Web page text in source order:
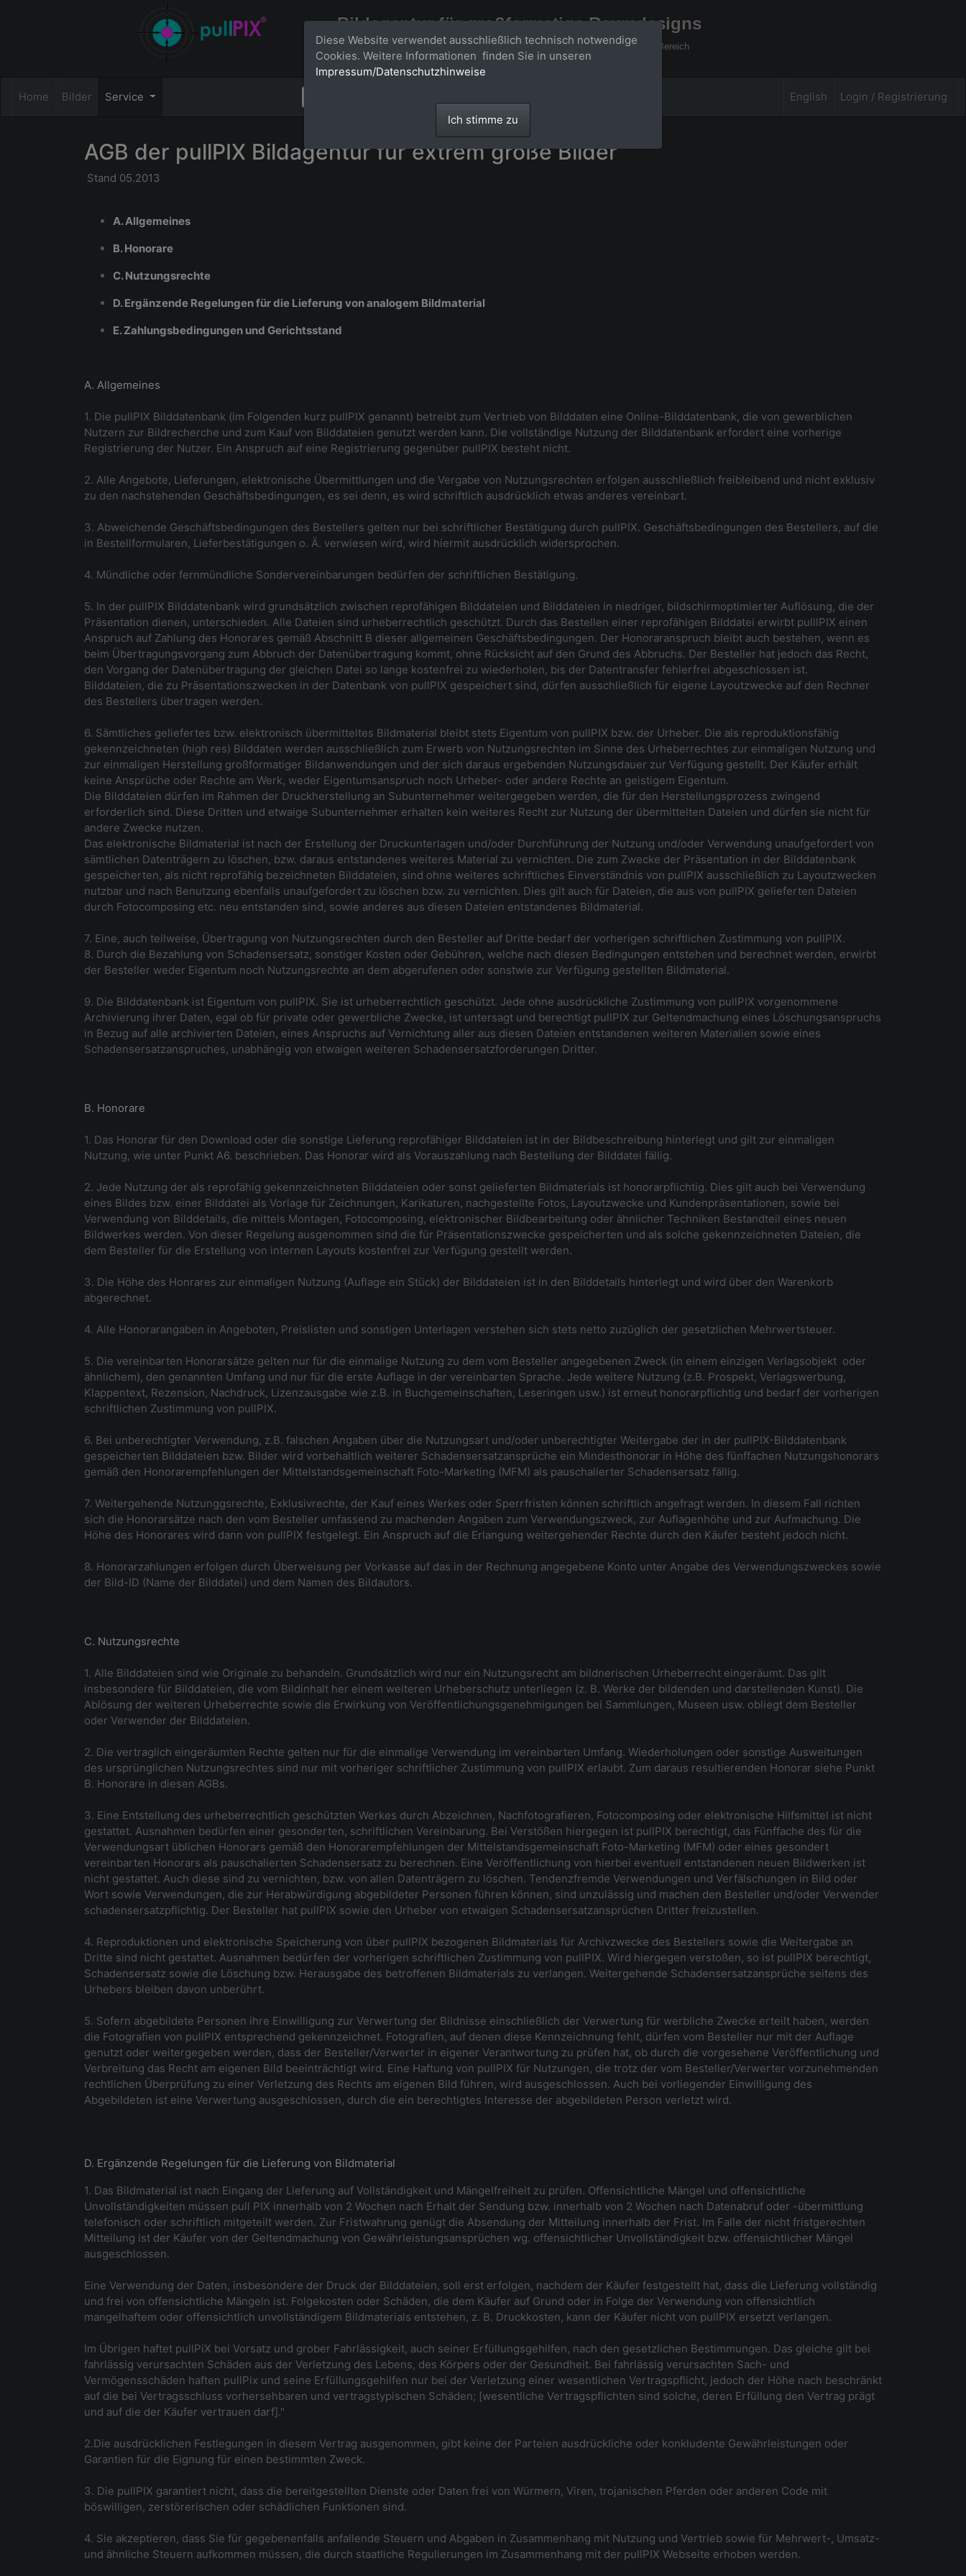
Bildagentur für großformatige Raumdesigns
Großformatige Bilder - über 100 Meter große 'largeformat' Fotos im Gigapixel Bereich
Home Bilder Service English Login / Registrierung
AGB der pullPIX Bildagentur für extrem große Bilder
Stand 05.2013
A. Allgemeines
B. Honorare
C. Nutzungsrechte
D. Ergänzende Regelungen für die Lieferung von analogem Bildmaterial
E. Zahlungsbedingungen und Gerichtsstand
A. Allgemeines
1. Die pullPIX Bilddatenbank (im Folgenden kurz pullPIX genannt) betreibt zum Vertrieb von Bilddaten eine Online-Bilddatenbank, die von gewerblichen
Nutzern zur Bildrecherche und zum Kauf von Bilddateien genutzt werden kann. Die vollständige Nutzung der Bilddatenbank erfordert eine vorherige
Registrierung der Nutzer. Ein Anspruch auf eine Registrierung gegenüber pullPIX besteht nicht.
2. Alle Angebote, Lieferungen, elektronische Übermittlungen und die Vergabe von Nutzungsrechten erfolgen ausschließlich freibleibend und nicht exklusiv
zu den nachstehenden Geschäftsbedingungen, es sei denn, es wird schriftlich ausdrücklich etwas anderes vereinbart.
3. Abweichende Geschäftsbedingungen des Bestellers gelten nur bei schriftlicher Bestätigung durch pullPIX. Geschäftsbedingungen des Bestellers, auf die
in Bestellformularen, Lieferbestätigungen o. Ä. verwiesen wird, wird hiermit ausdrücklich widersprochen.
4. Mündliche oder fernmündliche Sondervereinbarungen bedürfen der schriftlichen Bestätigung.
5. In der pullPIX Bilddatenbank wird grundsätzlich zwischen reprofähigen Bilddateien und Bilddateien in niedriger, bildschirmoptimierter Auflösung, die der
Präsentation dienen, unterschieden. Alle Dateien sind urheberrechtlich geschützt. Durch das Bestellen einer reprofähigen Bilddatei erwirbt pulllPIX einen
Anspruch auf Zahlung des Honorares gemäß Abschnitt B dieser allgemeinen Geschäftsbedingungen. Der Honoraranspruch bleibt auch bestehen, wenn es
beim Übertragungsvorgang zum Abbruch der Datenübertragung kommt, ohne Rücksicht auf den Grund des Abbruchs. Der Besteller hat jedoch das Recht,
den Vorgang der Datenübertragung der gleichen Datei so lange kostenfrei zu wiederholen, bis der Datentransfer fehlerfrei abgeschlossen ist.
Bilddateien, die zu Präsentationszwecken in der Datenbank von pullPIX gespeichert sind, dürfen ausschließlich für eigene Layoutzwecke auf den Rechner
des Bestellers übertragen werden.
6. Sämtliches geliefertes bzw. elektronisch übermitteltes Bildmaterial bleibt stets Eigentum von pullPIX bzw. der Urheber. Die als reproduktionsfähig
gekennzeichneten (high res) Bilddaten werden ausschließlich zum Erwerb von Nutzungsrechten im Sinne des Urheberrechtes zur einmaligen Nutzung und
zur einmaligen Herstellung großformatiger Bildanwendungen und der sich daraus ergebenden Nutzungsdauer zur Verfügung gestellt. Der Käufer erhält
keine Ansprüche oder Rechte am Werk, weder Eigentumsanspruch noch Urheber- oder andere Rechte an geistigem Eigentum.
Die Bilddateien dürfen im Rahmen der Druckherstellung an Subunternehmer weitergegeben werden, die für den Herstellungsprozess zwingend
erforderlich sind. Diese Dritten und etwaige Subunternehmer erhalten kein weiteres Recht zur Nutzung der übermittelten Dateien und dürfen sie nicht für
andere Zwecke nutzen.
Das elektronische Bildmaterial ist nach der Erstellung der Druckunterlagen und/oder Durchführung der Nutzung und/oder Verwendung unaufgefordert von
sämtlichen Datenträgern zu löschen, bzw. daraus entstandenes weiteres Material zu vernichten. Die zum Zwecke der Präsentation in der Bilddatenbank
gespeicherten, als nicht reprofähig bezeichneten Bilddateien, sind ohne weiteres schriftliches Einverständnis von pullPIX ausschließlich zu Layoutzwecken
nutzbar und nach Benutzung ebenfalls unaufgefordert zu löschen bzw. zu vernichten. Dies gilt auch für Dateien, die aus von pullPIX gelieferten Dateien
durch Fotocomposing etc. neu entstanden sind, sowie anderes aus diesen Dateien entstandenes Bildmaterial.
7. Eine, auch teilweise, Übertragung von Nutzungsrechten durch den Besteller auf Dritte bedarf der vorherigen schriftlichen Zustimmung von pullPIX.
8. Durch die Bezahlung von Schadensersatz, sonstiger Kosten oder Gebühren, welche nach diesen Bedingungen entstehen und berechnet werden, erwirbt
der Besteller weder Eigentum noch Nutzungsrechte an dem abgerufenen oder sonstwie zur Verfügung gestellten Bildmaterial.
9. Die Bilddatenbank ist Eigentum von pullPIX. Sie ist urheberrechtlich geschützt. Jede ohne ausdrückliche Zustimmung von pullPIX vorgenommene
Archivierung ihrer Daten, egal ob für private oder gewerbliche Zwecke, ist untersagt und berechtigt pullPIX zur Geltendmachung eines Löschungsanspruchs
in Bezug auf alle archivierten Dateien, eines Anspruchs auf Vernichtung aller aus diesen Dateien entstandenen weiteren Materialien sowie eines
Schadensersatzanspruches, unabhängig von etwaigen weiteren Schadensersatzforderungen Dritter.
B. Honorare
1. Das Honorar für den Download oder die sonstige Lieferung reprofähiger Bilddateien ist in der Bildbeschreibung hinterlegt und gilt zur einmaligen
Nutzung, wie unter Punkt A6. beschrieben. Das Honorar wird als Vorauszahlung nach Bestellung der Bilddatei fällig.
2. Jede Nutzung der als reprofähig gekennzeichneten Bilddateien oder sonst gelieferten Bildmaterials ist honorarpflichtig. Dies gilt auch bei Verwendung
eines Bildes bzw. einer Bilddatei als Vorlage für Zeichnungen, Karikaturen, nachgestellte Fotos, Layoutzwecke und Kundenpräsentationen, sowie bei
Verwendung von Bilddetails, die mittels Montagen, Fotocomposing, elektronischer Bildbearbeitung oder ähnlicher Techniken Bestandteil eines neuen
Bildwerkes werden. Von dieser Regelung ausgenommen sind die für Präsentationszwecke gespeicherten und als solche gekennzeichneten Dateien, die
dem Besteller für die Erstellung von internen Layouts kostenfrei zur Verfügung gestellt werden.
3. Die Höhe des Honrares zur einmaligen Nutzung (Auflage ein Stück) der Bilddateien ist in den Bilddetails hinterlegt und wird über den Warenkorb
abgerechnet.
4. Alle Honorarangaben in Angeboten, Preislisten und sonstigen Unterlagen verstehen sich stets netto zuzüglich der gesetzlichen Mehrwertsteuer.
5. Die vereinbarten Honorarsätze gelten nur für die einmalige Nutzung zu dem vom Besteller angegebenen Zweck (in einem einzigen Verlagsobjekt ­ oder
ähnlichem), den genannten Umfang und nur für die erste Auflage in der vereinbarten Sprache. Jede weitere Nutzung (z.B. Prospekt, Verlagswerbung,
Klappentext, Rezension, Nachdruck, Lizenzausgabe wie z.B. in Buchgemeinschaften, Leseringen usw.) ist erneut honorarpflichtig und bedarf der vorherigen
schriftlichen Zustimmung von pullPIX.
6. Bei unberechtigter Verwendung, z.B. falschen Angaben über die Nutzungsart und/oder unberechtigter Weitergabe der in der pullPIX-Bilddatenbank
gespeicherten Bilddateien bzw. Bilder wird vorbehaltlich weiterer Schadensersatzansprüche ein Mindesthonorar in Höhe des fünffachen Nutzungshonorars
gemäß den Honorarempfehlungen der Mittelstandsgemeinschaft Foto-Marketing (MFM) als pauschalierter Schadensersatz fällig.
7. Weitergehende Nutzunggsrechte, Exklusivrechte, der Kauf eines Werkes oder Sperrfristen können schriftlich angefragt werden. In diesem Fall richten
sich die Honorarsätze nach den vom Besteller umfassend zu machenden Angaben zum Verwendungszweck, zur Auflagenhöhe und zur Aufmachung. Die
Höhe des Honorares wird dann von pullPIX festgelegt. Ein Anspruch auf die Erlangung weitergehender Rechte durch den Käufer besteht jedoch nicht.
8. Honorarzahlungen erfolgen durch Überweisung per Vorkasse auf das in der Rechnung angegebene Konto unter Angabe des Verwendungszweckes sowie
der Bild-ID (Name der Bilddatei) und dem Namen des Bildautors.
C. Nutzungsrechte
1. Alle Bilddateien sind wie Originale zu behandeln. Grundsätzlich wird nur ein Nutzungsrecht am bildnerischen Urheberrecht eingeräumt. Das gilt
insbesondere für Bilddateien, die vom Bildinhalt her einem weiteren Urheberschutz unterliegen (z. B. Werke der bildenden und darstellenden Kunst). Die
Ablösung der weiteren Urheberrechte sowie die Erwirkung von Veröffentlichungsgenehmigungen bei Sammlungen, Museen usw. obliegt dem Besteller
oder Verwender der Bilddateien.
2. Die vertraglich eingeräumten Rechte gelten nur für die einmalige Verwendung im vereinbarten Umfang. Wiederholungen oder sonstige Ausweitungen
des ursprünglichen Nutzungsrechtes sind nur mit vorheriger schriftlicher Zustimmung von pullPIX erlaubt. Zum daraus resultierenden Honorar siehe Punkt
B. Honorare in diesen AGBs.
3. Eine Entstellung des urheberrechtlich geschützten Werkes durch Abzeichnen, Nachfotografieren, Fotocomposing oder elektronische Hilfsmittel ist nicht
gestattet. Ausnahmen bedürfen einer gesonderten, schriftlichen Vereinbarung. Bei Verstößen hiergegen ist pullPIX berechtigt, das Fünffache des für die
Verwendungsart üblichen Honorars gemäß den Honorarempfehlungen der Mittelstandsgemeinschaft Foto-Marketing (MFM) oder eines gesondert
vereinbarten Honorars als pauschalierten Schadensersatz zu berechnen. Eine Veröffentlichung von hierbei eventuell entstandenen neuen Bildwerken ist
nicht gestattet. Auch diese sind zu vernichten, bzw. von allen Datenträgern zu löschen. Tendenzfremde Verwendungen und Verfälschungen in Bild oder
Wort sowie Verwendungen, die zur Herabwürdigung abgebildeter Personen führen können, sind unzulässig und machen den Besteller und/oder Verwender
schadensersatzpflichtig. Der Besteller hat pullPIX sowie den Urheber von etwaigen Schadensersatzansprüchen Dritter freizustellen.
4. Reproduktionen und elektronische Speicherung von über pullPIX bezogenen Bildmaterials für Archivzwecke des Bestellers sowie die Weitergabe an
Dritte sind nicht gestattet. Ausnahmen bedürfen der vorherigen schriftlichen Zustimmung von pullPIX. Wird hiergegen verstoßen, so ist pullPIX berechtigt,
Schadensersatz sowie die Löschung bzw. Herausgabe des betroffenen Bildmaterials zu verlangen. Weitergehende Schadensersatzansprüche seitens des
Urhebers bleiben davon unberührt.
5. Sofern abgebildete Personen ihre Einwilligung zur Verwertung der Bildnisse einschließlich der Verwertung für werbliche Zwecke erteilt haben, werden
die Fotografien von pullPIX entsprechend gekennzeichnet. Fotografien, auf denen diese Kennzeichnung fehlt, dürfen vom Besteller nur mit der Auflage
genutzt oder weitergegeben werden, dass der Besteller/Verwerter in eigener Verantwortung zu prüfen hat, ob durch die vorgesehene Veröffentlichung und
Verbreitung das Recht am eigenen Bild beeinträchtigt wird. Eine Haftung von pullPIX für Nutzungen, die trotz der vom Besteller/Verwerter vorzunehmenden
rechtlichen Überprüfung zu einer Verletzung des Rechts am eigenen Bild führen, wird ausgeschlossen. Auch bei vorliegender Einwilligung des
Abgebildeten ist eine Verwertung ausgeschlossen, durch die ein berechtigtes Interesse der abgebildeten Person verletzt wird.
D. Ergänzende Regelungen für die Lieferung von Bildmaterial
1. Das Bildmaterial ist nach Eingang der Lieferung auf Vollständigkeit und Mängelfreiheit zu prüfen. Offensichtliche Mängel und offensichtliche
Unvollständigkeiten müssen pull PIX innerhalb von 2 Wochen nach Erhalt der Sendung bzw. innerhalb von 2 Wochen nach Datenabruf oder -übermittlung
telefonisch oder schriftlich mitgeteilt werden. Zur Fristwahrung genügt die Absendung der Mitteilung innerhalb der Frist. Im Falle der nicht fristgerechten
Mitteilung ist der Käufer von der Geltendmachung von Gewährleistungsansprüchen wg. offensichtlicher Unvollständigkeit bzw. offensichtlicher Mängel
ausgeschlossen.
Eine Verwendung der Daten, insbesondere der Druck der Bilddateien, soll erst erfolgen, nachdem der Käufer festgestellt hat, dass die Lieferung vollständig
und frei von offensichtliche Mängeln ist. Folgekosten oder Schäden, die dem Käufer auf Grund oder in Folge der Verwendung von offensichtlich
mangelhaftem oder offensichtlich unvollständigem Bildmaterials entstehen, z. B. Druckkosten, kann der Käufer nicht von pullPIX ersetzt verlangen.
Im Übrigen haftet pullPiX bei Vorsatz und grober Fahrlässigkeit, auch seiner Erfüllungsgehilfen, nach den gesetzlichen Bestimmungen. Das gleiche gilt bei
fahrlässig verursachten Schäden aus der Verletzung des Lebens, des Körpers oder der Gesundheit. Bei fahrlässig verursachten Sach- und
Vermögensschäden haften pullPix und seine Erfüllungsgehilfen nur bei der Verletzung einer wesentlichen Vertragspflicht, jedoch der Höhe nach beschränkt
auf die bei Vertragsschluss vorhersehbaren und vertragstypischen Schäden; [wesentliche Vertragspflichten sind solche, deren Erfüllung den Vertrag prägt
und auf die der Käufer vertrauen darf]."
2.Die ausdrücklichen Festlegungen in diesem Vertrag ausgenommen, gibt keine der Parteien ausdrückliche oder konkludente Gewährleistungen oder
Garantien für die Eignung für einen bestimmten Zweck.
3. Die pullPIX garantiert nicht, dass die bereitgestellten Dienste oder Daten frei von Würmern, Viren, trojanischen Pferden oder anderen Code mit
böswilligen, zerstörerischen oder schädlichen Funktionen sind.
4. Sie akzeptieren, dass Sie für gegebenenfalls anfallende Steuern und Abgaben in Zusammenhang mit Nutzung und Vertrieb sowie für Mehrwert-, Umsatz-
und ähnliche Steuern aufkommen müssen, die durch staatliche Regulierungen im Zusammenhang mit der pullPIX Webseite erhoben werden.
Diese Website verwendet ausschließlich technisch notwendige
Cookies. Weitere Informationen finden Sie in unseren
Impressum/Datenschutzhinweise
Ich stimme zu